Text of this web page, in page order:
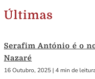
Últimas
Serafim António é o
Nazaré
16 Outubro, 2025 | 4 min de